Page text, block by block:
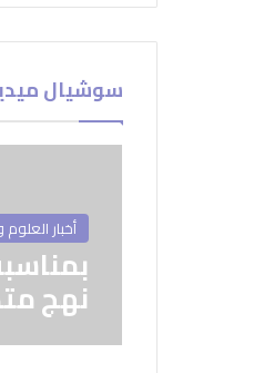
سوشيال
أخبار العلوم
نهج